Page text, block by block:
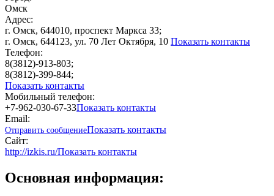
Омск
Адрес:
г. Омск, 644010, проспект Маркса 33;
г. Омск, 644123, ул. 70 Лет Октября, 10 Показать контакты
Телефон:
8(3812)-913-803;
8(3812)-399-844;
Показать контакты
Мобильный телефон:
+7-962-030-67-33Показать контакты
Email:
Отправить сообщениеПоказать контакты
Сайт:
http://izkis.ru/Показать контакты
Основная информация: